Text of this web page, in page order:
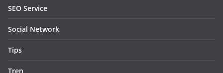
SEO Service
Social Network
Tips
Tren